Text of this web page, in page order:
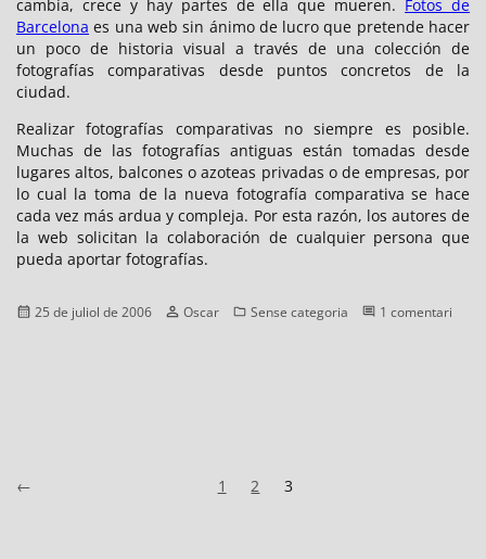
cambia, crece y hay partes de ella que mueren. Fotos de
Barcelona es una web sin ánimo de lucro que pretende hacer
un poco de historia visual a través de una colección de
fotografías comparativas desde puntos concretos de la
ciudad.
Realizar fotografías comparativas no siempre es posible.
Muchas de las fotografías antiguas están tomadas desde
lugares altos, balcones o azoteas privadas o de empresas, por
lo cual la toma de la nueva fotografía comparativa se hace
cada vez más ardua y compleja. Por esta razón, los autores de
la web solicitan la colaboración de cualquier persona que
pueda aportar fotografías.
Publicat
25 de juliol de 2006 Autor
Oscar Categories
Sense categoria 1 comentari
Paginació
← Pàgina
1 Pàgina
2 Pàgina
3